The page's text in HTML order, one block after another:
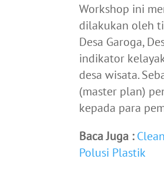
Workshop ini
dilakukan oleh
Desa Garoga,
indikator
desa wisata.
(master plan)
kepada para
Baca Juga :
Polusi Plastik